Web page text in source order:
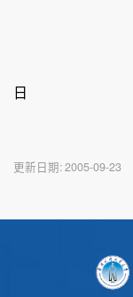
日
更新日期:2005-09-23